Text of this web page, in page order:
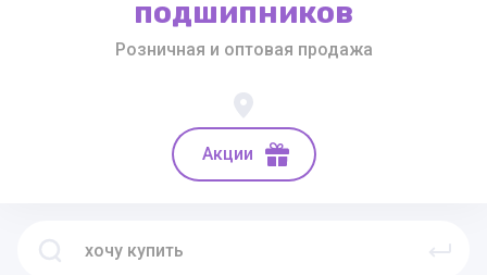
подшипников
Розничная и оптовая продажа
Акции